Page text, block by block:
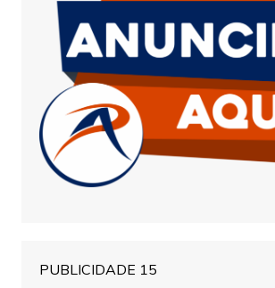
PUBLICIDADE 15